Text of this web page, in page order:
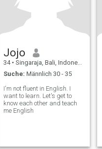
Jojo
34 • Singaraja, Bali, Indonesien
Suche: Männlich 30 - 35
I'm not fluent in English. I
want to learn. Let's get to
know each other and teach
me English